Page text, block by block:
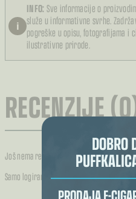
DOBRO
PRODAJA E-
i
INFO: Sve informacije o
služe u informativne svrhe.
pogreške u opisu, fotografijama i
ilustrativne prirode.
RECENZIJE
Još nema recenzija.
Samo logirani kupci koji su kupili ovaj